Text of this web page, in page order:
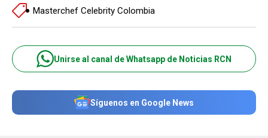
Masterchef Celebrity Colombia
Unirse al canal de Whatsapp de Noticias RCN
Síguenos en Google News